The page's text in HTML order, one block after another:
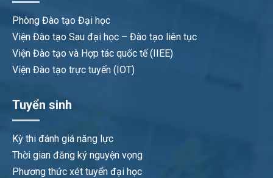
Phòng Đào tạo Đại học
Viện Đào tạo Sau đại học – Đào tạo liên tục
Viện Đào tạo và Hợp tác quốc tế (IIEE)
Viện Đào tạo trực tuyến (IOT)
Tuyển sinh
Kỳ thi đánh giá năng lực
Thời gian đăng ký nguyện vọng
Phương thức xét tuyển đại học